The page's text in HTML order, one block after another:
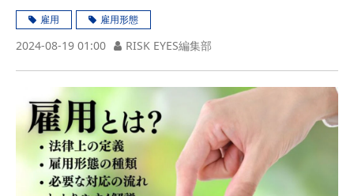
雇用 雇用形態
2024-08-19 01:00 RISK EYES編集部